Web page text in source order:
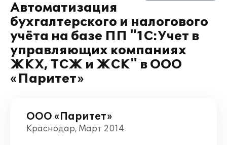
Автоматизация
бухгалтерского и налогового
учёта на базе ПП "1С:Учет в
управляющих компаниях
ЖКХ, ТСЖ и ЖСК" в ООО
«Паритет»
ООО «Паритет»
Краснодар, Март 2014